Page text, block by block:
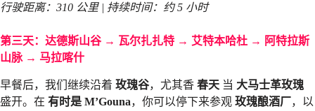
行驶距离：310 公里 | 持续时间：约 5 小时
第三天：达德斯山谷 → 瓦尔扎扎特 → 艾特本哈杜 → 阿特拉斯
山脉 → 马拉喀什
早餐后，我们继续沿着 玫瑰谷，尤其香 春天 当 大马士革玫瑰
盛开。在 有时是 M’Gouna，你可以停下来参观 玫瑰酿酒厂，以